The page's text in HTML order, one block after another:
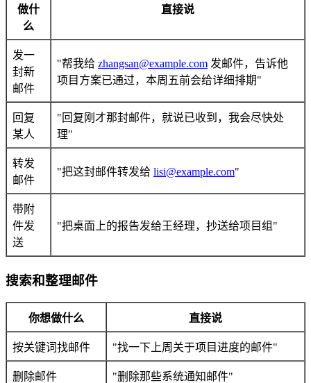
做什
么
直接说
发一
封新
邮件
"帮我给 zhangsan@example.com 发邮件，告诉他
项目方案已通过，本周五前会给详细排期"
回复
某人
"回复刚才那封邮件，就说已收到，我会尽快处
理"
转发
邮件
"把这封邮件转发给 lisi@example.com"
带附
件发
送
"把桌面上的报告发给王经理，抄送给项目组"
搜索和整理邮件
你想做什么 直接说
按关键词找邮件 "找一下上周关于项目进度的邮件"
删除邮件 "删除那些系统通知邮件"